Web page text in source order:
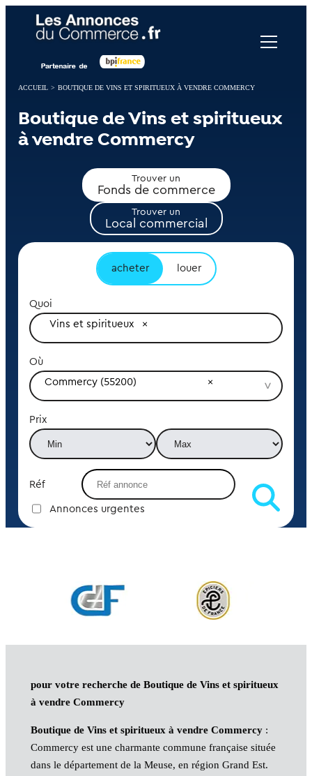
ACCUEIL > BOUTIQUE DE VINS ET SPIRITUEUX À VENDRE COMMERCY
Boutique de Vins et spiritueux
à vendre Commercy
Trouver un
Fonds de commerce
Trouver un
Local commercial
acheter louer
Quoi
Vins et spiritueux
Où
Commercy (55200)
Prix
Réf
Annonces urgentes
pour votre recherche de Boutique de Vins et spiritueux
à vendre Commercy
Boutique de Vins et spiritueux à vendre Commercy:
Commercy est une charmante commune française située
dans le département de la Meuse, en région Grand Est.
Panneau de gestion des cookies